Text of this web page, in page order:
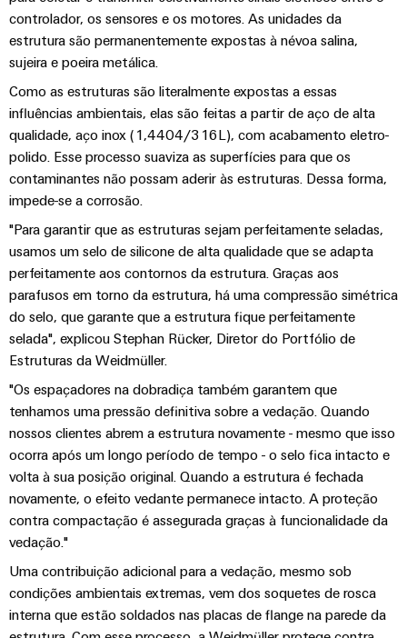
Soluções
e
produtos
para
de
dados
-
eficientes,
confiáveis,
escaláveis
naval
Soluções
de
ligação
abrangentes
para
o
setor
marítimo
Energia
eólica
Excelência
operacional
em
eólica
Energia
tradicional
futuro
quadros
Fiação
de
campo
Medição
inteligente
Soluções
para
o
local
de
trabalho
Weidmüller
Configurator
Sistemas
e
soluções
descentralizada
Automação
industrial
e
soluções
de
migração
Interfaces
de
serviço
de
distribuição
Sistemas
eletrônicos
Módulos
de
relés
e
relés
de
estado
sólido
Amplificador
de
Suporte
Apoio
técnico
Conformidade
com
produtos
ambientais
PSIRT
Dados
de
engenharia
Catálogos
de
produtos
técnicos
Reparos
e
peças
substituição
Cursos
de
Buscar
um
Distribuidor
VISÃO
GERAL
Imprensa
Notícias
da
empresa
Nossos
parceiros
Distribuição
IIoT
e
rede
de
parceiros
de
automação
Encontre
seu
parceiro
de
de
Industrial
IoT
controlador, os sensores e os motores. As unidades da
estrutura são permanentemente expostas à névoa salina,
sujeira e poeira metálica.
Como as estruturas são literalmente expostas a essas
influências ambientais, elas são feitas a partir de aço de alta
qualidade, aço inox (1,4404/316L), com acabamento eletro-
polido. Esse processo suaviza as superfícies para que os
contaminantes não possam aderir às estruturas. Dessa forma,
impede-se a corrosão.
"Para garantir que as estruturas sejam perfeitamente seladas,
usamos um selo de silicone de alta qualidade que se adapta
perfeitamente aos contornos da estrutura. Graças aos
parafusos em torno da estrutura, há uma compressão simétrica
do selo, que garante que a estrutura fique perfeitamente
selada", explicou Stephan Rücker, Diretor do Portfólio de
Estruturas da Weidmüller.
"Os espaçadores na dobradiça também garantem que
tenhamos uma pressão definitiva sobre a vedação. Quando
nossos clientes abrem a estrutura novamente - mesmo que isso
ocorra após um longo período de tempo - o selo fica intacto e
volta à sua posição original. Quando a estrutura é fechada
novamente, o efeito vedante permanece intacto. A proteção
contra compactação é assegurada graças à funcionalidade da
vedação."
Uma contribuição adicional para a vedação, mesmo sob
condições ambientais extremas, vem dos soquetes de rosca
interna que estão soldados nas placas de flange na parede da